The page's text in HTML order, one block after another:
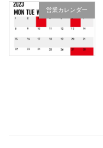
営業カレンダー